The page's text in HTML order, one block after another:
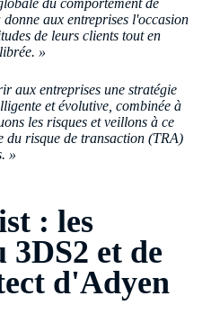
aux entreprises l'occasion
de leurs clients tout en
»
aux entreprises une stratégie
et évolutive, combinée à
les risques et veillons à ce
du risque de transaction (TRA)
»
: les
3DS2 et de
d'Adyen